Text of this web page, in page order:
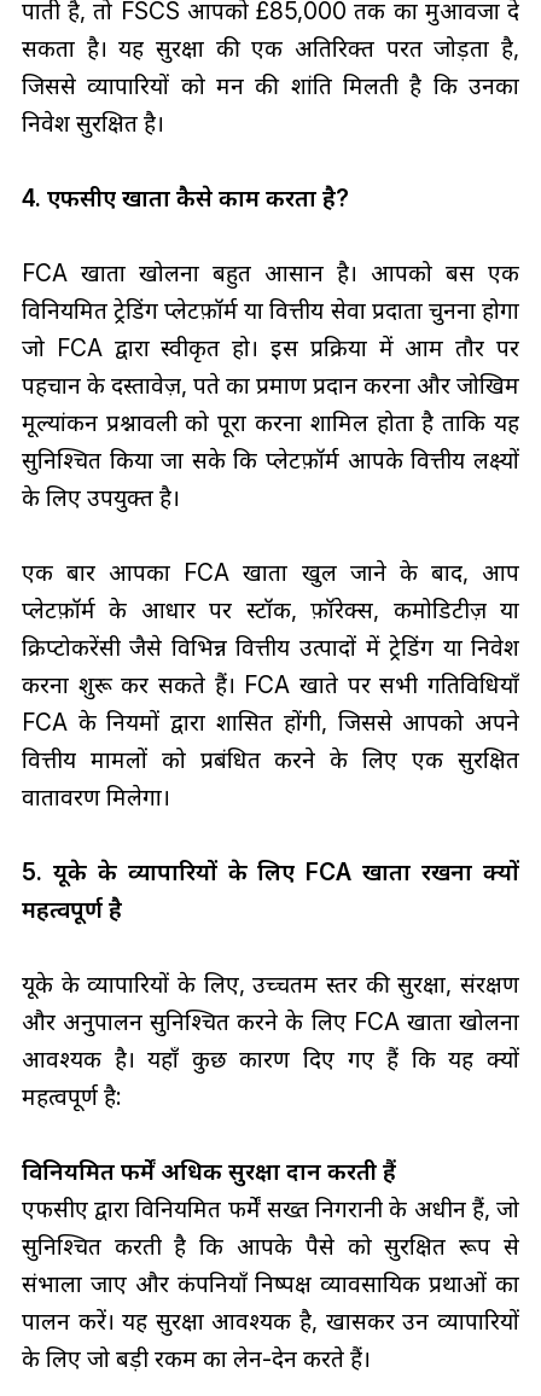
पाती है, तो FSCS आपको £85,000 तक का मुआवजा दे
सकता है। यह सुरक्षा की एक अतिरिक्त परत जोड़ता है,
जिससे व्यापारियों को मन की शांति मिलती है कि उनका
निवेश सुरक्षित है।
4. एफसीए खाता कैसे काम करता है?
FCA खाता खोलना बहुत आसान है। आपको बस एक
विनियमित ट्रेडिंग प्लेटफ़ॉर्म या वित्तीय सेवा प्रदाता चुनना होगा
जो FCA द्वारा स्वीकृत हो। इस प्रक्रिया में आम तौर पर
पहचान के दस्तावेज़, पते का प्रमाण प्रदान करना और जोखिम
मूल्यांकन प्रश्नावली को पूरा करना शामिल होता है ताकि यह
सुनिश्चित किया जा सके कि प्लेटफ़ॉर्म आपके वित्तीय लक्ष्यों
के लिए उपयुक्त है।
एक बार आपका FCA खाता खुल जाने के बाद, आप
प्लेटफ़ॉर्म के आधार पर स्टॉक, फ़ॉरेक्स, कमोडिटीज़ या
क्रिप्टोकरेंसी जैसे विभिन्न वित्तीय उत्पादों में ट्रेडिंग या निवेश
करना शुरू कर सकते हैं। FCA खाते पर सभी गतिविधियाँ
FCA के नियमों द्वारा शासित होंगी, जिससे आपको अपने
वित्तीय मामलों को प्रबंधित करने के लिए एक सुरक्षित
वातावरण मिलेगा।
5. यूके के व्यापारियों के लिए FCA खाता रखना क्यों
महत्वपूर्ण है
यूके के व्यापारियों के लिए, उच्चतम स्तर की सुरक्षा, संरक्षण
और अनुपालन सुनिश्चित करने के लिए FCA खाता खोलना
आवश्यक है। यहाँ कुछ कारण दिए गए हैं कि यह क्यों
महत्वपूर्ण है:
विनियमित फर्में अधिक सुरक्षा प्रदान करती हैं
एफसीए द्वारा विनियमित फर्में सख्त निगरानी के अधीन हैं, जो
सुनिश्चित करती है कि आपके पैसे को सुरक्षित रूप से
संभाला जाए और कंपनियाँ निष्पक्ष व्यावसायिक प्रथाओं का
पालन करें। यह सुरक्षा आवश्यक है, खासकर उन व्यापारियों
के लिए जो बड़ी रकम का लेन-देन करते हैं।